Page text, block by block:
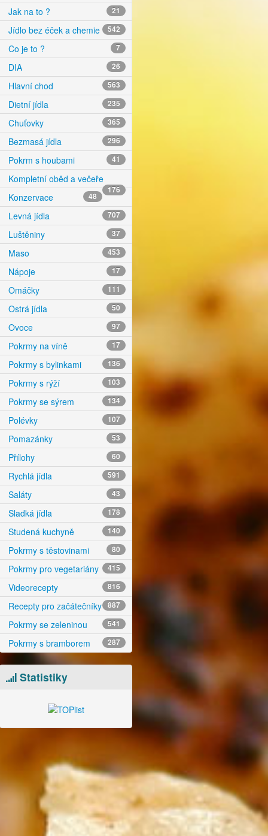
Jak na to ? 21
Jídlo bez éček a chemie 542
Co je to ? 7
DIA 26
Hlavní chod 563
Dietní jídla 235
Chuťovky 365
Bezmasá jídla 296
Pokrm s houbami 41
Kompletní oběd a večeře
176
Konzervace 48
Levná jídla 707
Luštěniny 37
Maso 453
Nápoje 17
Omáčky 111
Ostrá jídla 50
Ovoce 97
Pokrmy na víně 17
Pokrmy s bylinkami 136
Pokrmy s rýží 103
Pokrmy se sýrem 134
Polévky 107
Pomazánky 53
Přílohy 60
Rychlá jídla 591
Saláty 43
Sladká jídla 178
Studená kuchyně 140
Pokrmy s těstovinami 80
Pokrmy pro vegetariány 415
Videorecepty 816
Recepty pro začátečníky 887
Pokrmy se zeleninou 541
Pokrmy s bramborem 287
Statistiky